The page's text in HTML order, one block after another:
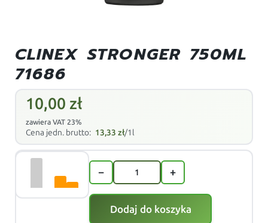
CLINEX STRONGER 750ML
71686
10,00 zł
zawiera VAT 23%
Cena jedn. brutto: 13,33zł/1l
− +
Dodaj do koszyka